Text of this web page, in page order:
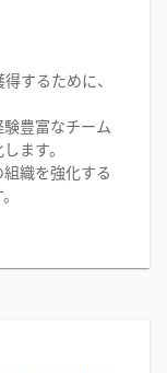
するために、
豊富なチーム
ます。
織を強化する